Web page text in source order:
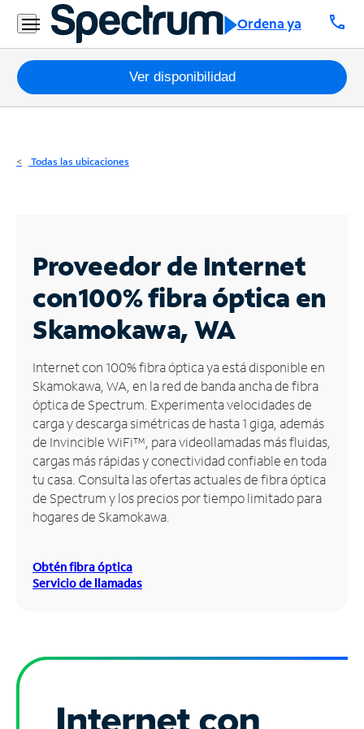
Ordena ya call
Residencial
Business
Paquetes
Internet
Business
Contáctanos
Inglés
Administrar
cuenta
Encuentra
una
tienda
Ver disponibilidad
Todas las ubicaciones
Proveedor de Internet
con100% fibra óptica en
Skamokawa, WA
Internet con 100% fibra óptica ya está disponible en
Skamokawa, WA, en la red de banda ancha de fibra
óptica de Spectrum. Experimenta velocidades de
carga y descarga simétricas de hasta 1 giga, además
de Invincible WiFi™, para videollamadas más fluidas,
cargas más rápidas y conectividad confiable en toda
tu casa. Consulta las ofertas actuales de fibra óptica
de Spectrum y los precios por tiempo limitado para
hogares de Skamokawa.
Obtén fibra óptica
Servicio de llamadas